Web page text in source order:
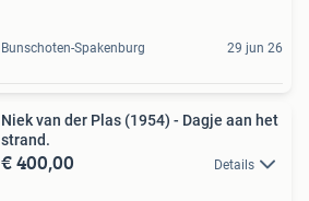
Bunschoten-Spakenburg 29 jun 26
Niek van der Plas (1954) - Dagje aan het
strand.
€ 400,00 Details